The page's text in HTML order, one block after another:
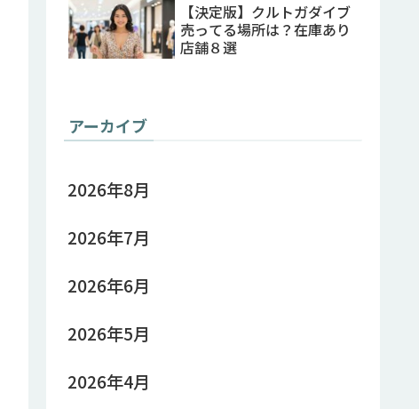
【決定版】クルトガダイブ
売ってる場所は？在庫あり
店舗８選
アーカイブ
2026年8月
2026年7月
2026年6月
2026年5月
2026年4月